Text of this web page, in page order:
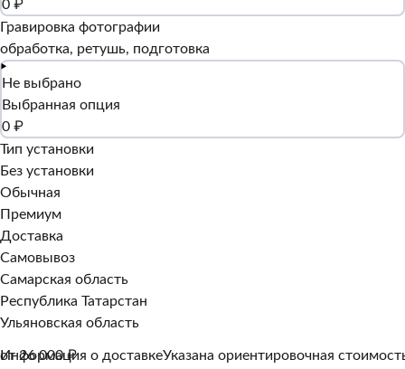
0 ₽
Гравировка фотографии
обработка, ретушь, подготовка
Не выбрано
Выбранная опция
0 ₽
Тип установки
Без установки
Обычная
Премиум
Доставка
Самовывоз
Самарская область
Республика Татарстан
Ульяновская область
Информация о доставкеУказана ориентировочная
от 26 000 ₽